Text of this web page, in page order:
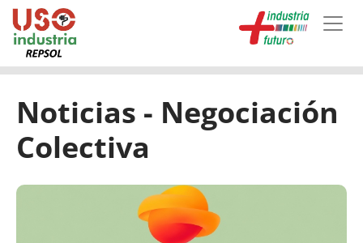
Skip to main content
Noticias - Negociación
Colectiva